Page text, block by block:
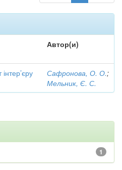
Автор(и)
Сафронова, О. О.;
Мельник, Є. С.
1